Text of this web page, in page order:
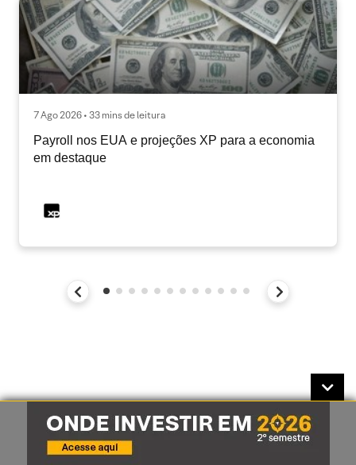
7 Ago 2026 • 33 mins de leitura
Payroll nos EUA e projeções XP para a economia
em destaque
Disclaimer:
Este relatório de análise foi elaborado pela XP Investimentos CCTVM S.A.
(“XP Investimentos ou XP”) de acordo com todas as exigências previstas na